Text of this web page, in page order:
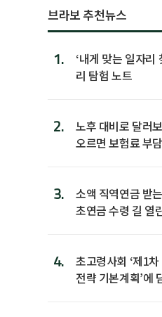
브라보 추천뉴스
1.
‘내게 맞는 일자리
리 탐험 노트
2.
노후 대비로 달러
오르면 보험료 부
3.
소액 직역연금 받
초연금 수령 길 열
4.
초고령사회 ‘제1
전략 기본계획’에